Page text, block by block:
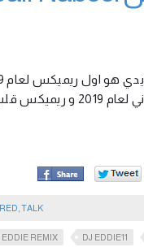
TALK
EDDIE REMIX DJ EDDIE11